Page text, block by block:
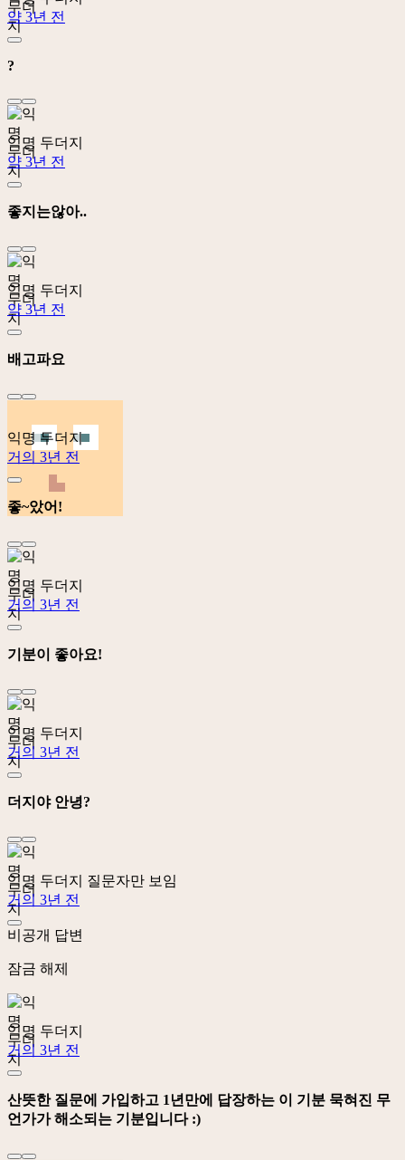
약 3년 전
?
익명 두더지
약 3년 전
좋지는않아..
익명 두더지
약 3년 전
배고파요
익명 두더지
거의 3년 전
좋~았어!
익명 두더지
거의 3년 전
기분이 좋아요!
익명 두더지
거의 3년 전
더지야 안녕?
익명 두더지
질문자만 보임
거의 3년 전
비공개 답변
잠금 해제
익명 두더지
거의 3년 전
산뜻한 질문에 가입하고 1년만에 답장하는 이 기분 묵혀진 무
언가가 해소되는 기분입니다 :)